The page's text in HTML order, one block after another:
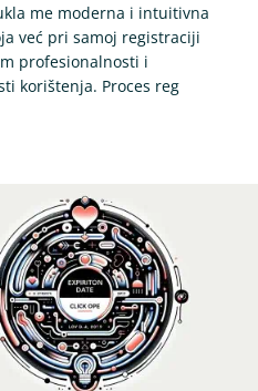
me moderna i intuitivna
već pri samoj registraciji
profesionalnosti i
korištenja. Proces reg